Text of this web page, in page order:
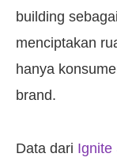
building
menciptakan
hanya
brand.
Data dari Ignite